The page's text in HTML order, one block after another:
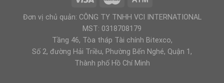
Đơn vị chủ quản: CÔNG TY TNHH VCI INTERNATIONAL
MST: 0318708179
Tầng 46, Tòa tháp Tài chính Bitexco,
Số 2, đường Hải Triều, Phường Bến Nghé, Quận 1,
Thành phố Hồ Chí Minh